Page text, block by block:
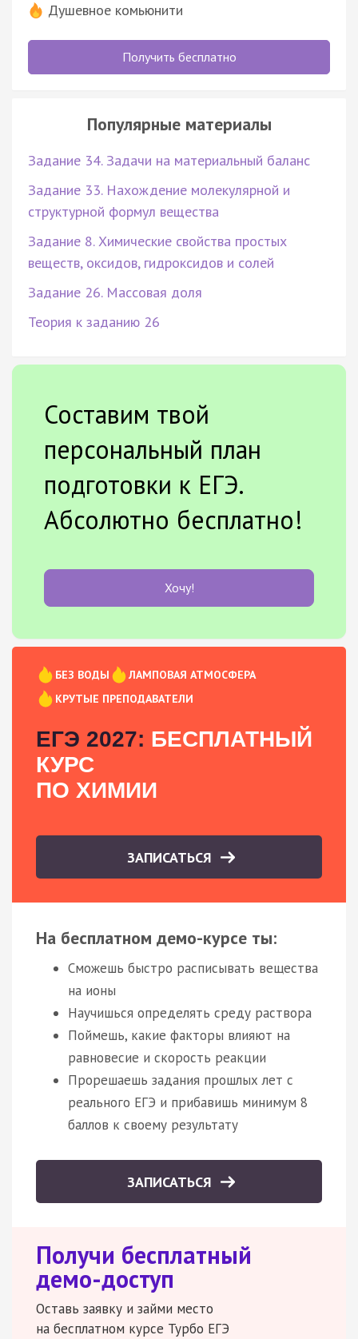
Душевное комьюнити
Получить бесплатно
Популярные материалы
Задание 34. Задачи на материальный баланс
Задание 33. Нахождение молекулярной и
структурной формул вещества
Задание 8. Химические свойства простых
веществ, оксидов, гидроксидов и солей
Задание 26. Массовая доля
Теория к заданию 26
Составим твой
персональный план
подготовки к ЕГЭ.
Абсолютно бесплатно!
Хочу!
БЕЗ ВОДЫ
ЛАМПОВАЯ АТМОСФЕРА
КРУТЫЕ ПРЕПОДАВАТЕЛИ
ЕГЭ 2027: БЕСПЛАТНЫЙ
КУРС
ПО ХИМИИ
ЗАПИСАТЬСЯ
На бесплатном демо-курсе ты:
Сможешь быстро расписывать вещества
на ионы
Научишься определять среду раствора
Поймешь, какие факторы влияют на
равновесие и скорость реакции
Прорешаешь задания прошлых лет с
реального ЕГЭ и прибавишь минимум 8
баллов к своему результату
ЗАПИСАТЬСЯ
Получи бесплатный
демо-доступ
Оставь заявку и займи место
на бесплатном курсе Турбо ЕГЭ